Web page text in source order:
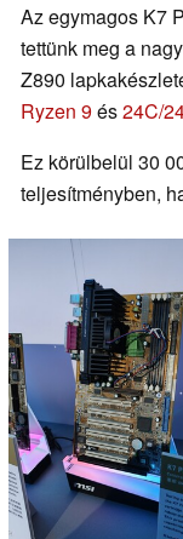
Az egymagos K7
tettünk meg a
Z890
Ryzen 9és24C/
Ez körülbelül 30
teljesítményben,